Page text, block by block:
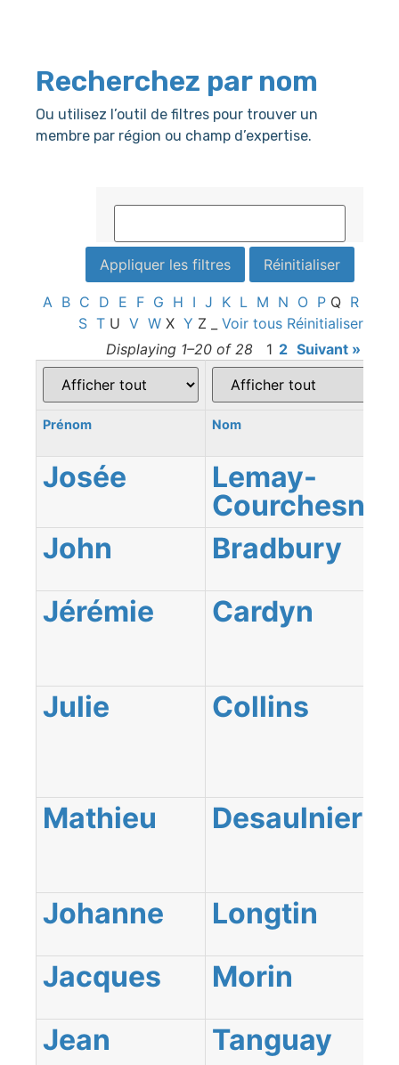
Recherchez par nom
Ou utilisez l’outil de filtres pour trouver un
membre par région ou champ d’expertise.
A B C D E F G H I J K L M N O P Q R
S T U V W X Y Z Voir tous Réinitialiser
Displaying 1–20 of 28
1 2 Suivant »
Prénom Nom
Josée
Lemay-
Courchesne
John
Bradbury
Jérémie
Cardyn
Julie Collins
Mathieu Desaulniers
Johanne
Longtin
Jacques
Morin
Jean
Tanguay